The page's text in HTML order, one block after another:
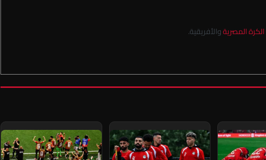
الكرة المصريةوالأفريقية.